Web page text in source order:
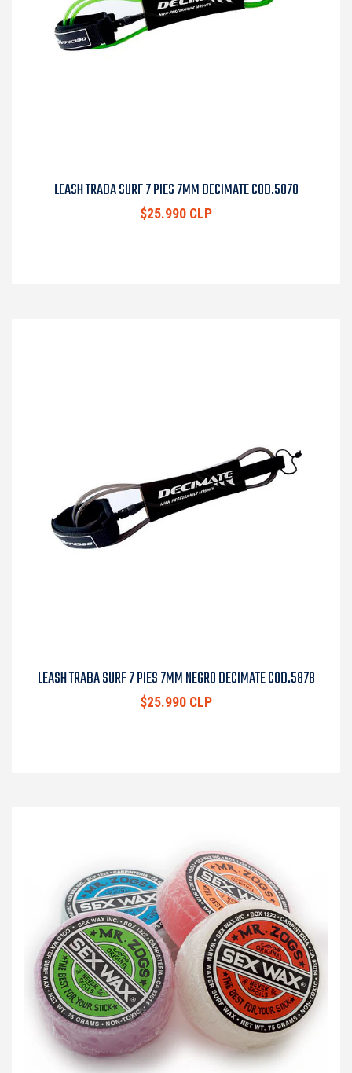
LEASH TRABA SURF 7 PIES 7MM DECIMATE COD.5878
$25.990 CLP
LEASH TRABA SURF 7 PIES 7MM NEGRO DECIMATE COD.5878
$25.990 CLP